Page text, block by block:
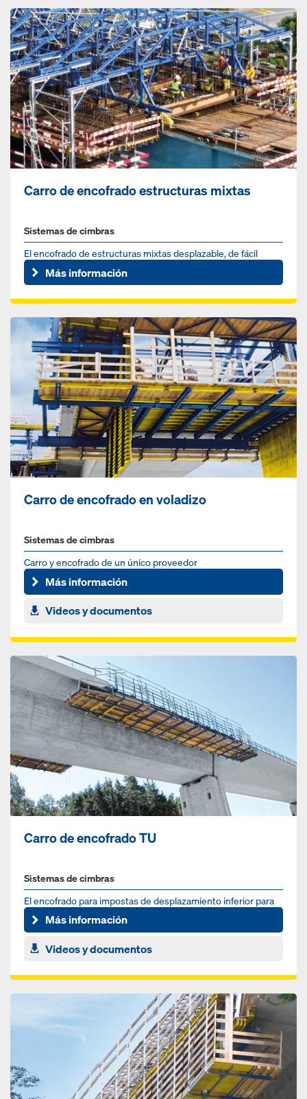
Carro de encofrado estructuras mixtas
Sistemas de cimbras
El encofrado de estructuras mixtas desplazable, de fácil
adaptación y de un solo proveedor
Más información
Carro de encofrado en voladizo
Sistemas de cimbras
Carro y encofrado de un único proveedor
Más información
Videos y documentos
Carro de encofrado TU
Sistemas de cimbras
El encofrado para impostas de desplazamiento inferior para
encofrar rápidamente cornisas de puentes
Más información
Videos y documentos